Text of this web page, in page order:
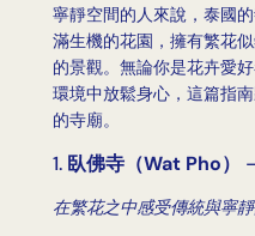
寧靜空間的人來說，泰國
滿生機的花園，擁有繁花
的景觀。無論你是花卉愛
環境中放鬆身心，這篇指
的寺廟。
1. 臥佛寺（Wat Pho）
在繁花之中感受傳統與寧